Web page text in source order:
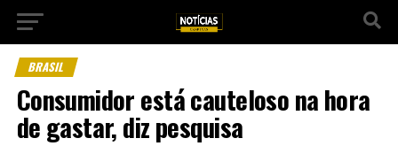
BRASIL
Consumidor está cauteloso na hora
de gastar, diz pesquisa